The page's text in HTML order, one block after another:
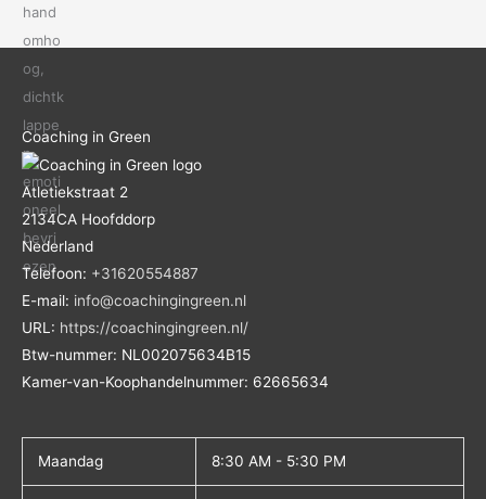
Coaching in Green
Atletiekstraat 2
2134CA Hoofddorp
Nederland
Telefoon: +31620554887
E-mail: info@coachingingreen.nl
URL: https://coachingingreen.nl/
Btw-nummer: NL002075634B15
Kamer-van-Koophandelnummer: 62665634
Maandag 8:30 AM - 5:30 PM